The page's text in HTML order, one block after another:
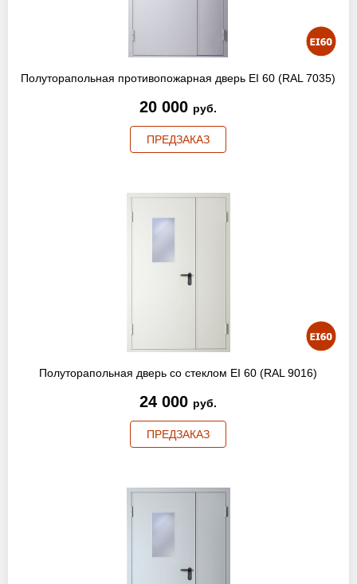
Полуторапольная противопожарная дверь EI 60 (RAL 7035)
20 000 руб.
ПРЕДЗАКАЗ
Полуторапольная дверь со стеклом EI 60 (RAL 9016)
24 000 руб.
ПРЕДЗАКАЗ